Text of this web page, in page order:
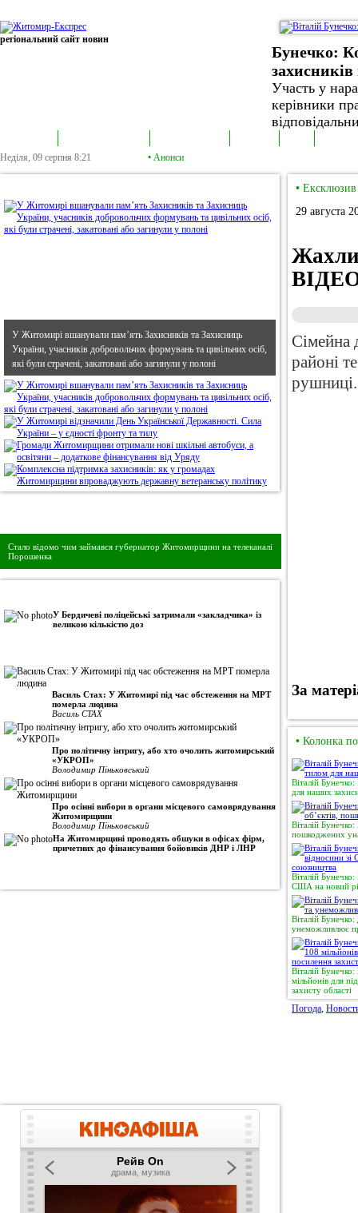
регіональний сайт новин
Бунечко:
захисників
Участь у
керівники
Неділя, 09 серпня 8:21 • Анонси
У Житомирі вшанували пам’ять Захисників та Захисниць
України, учасників добровольчих формувань та цивільних осіб,
які були страчені, закатовані або загинули у полоні
Стало відомо чим займався губернатор Житомирщини на телеканалі
Порошенка
У Бердичеві поліцейські затримали «закладчика» із
великою кількістю доз
Василь Стах: У Житомирі під час обстеження на МРТ
померла людина
Василь СТАХ
Про політичну інтригу, або хто очолить житомирський
«УКРОП»
Володимир Піньковський
Про осінні вибори в органи місцевого самоврядування
Житомирщини
Володимир Піньковський
На Житомирщині проводять обшуки в офісах фірм,
причетних до фінансування бойовиків ДНР і ЛНР
• Ексклюзив
29 августа
Сімейна
районі
рушниці.
За
• Колонка
Віталій
для наших
Віталій
пошкоджених
Віталій
США на новий
Віталій
унеможливлює
Віталій
мільйонів для
захисту області
Погода,